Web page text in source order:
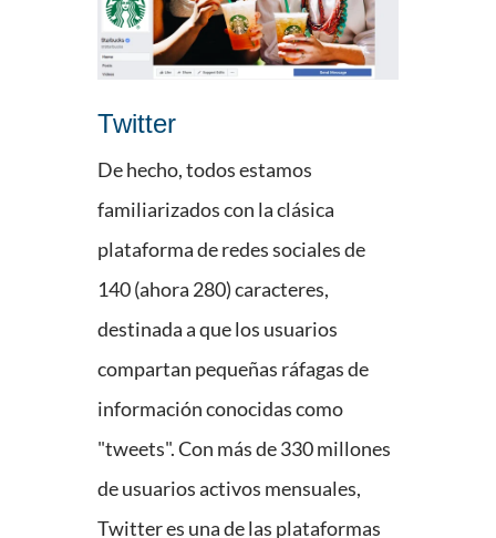
Twitter
De hecho, todos estamos
familiarizados con la clásica
plataforma de redes sociales de
140 (ahora 280) caracteres,
destinada a que los usuarios
compartan pequeñas ráfagas de
información conocidas como
"tweets". Con más de 330 millones
de usuarios activos mensuales,
Twitter es una de las plataformas